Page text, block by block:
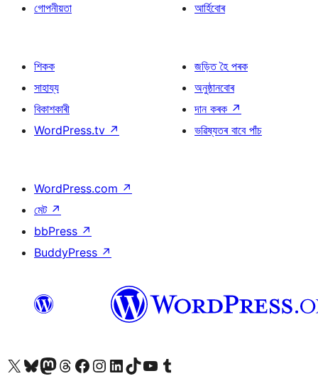
গোপনীয়তা
আৰ্হিবোৰ
শিকক
সাহায্য
বিকাশকাৰী
WordPress.tv ↗
জড়িত হৈ পৰক
অনুষ্ঠানবোৰ
দান কৰক ↗
ভৱিষ্যতৰ বাবে পাঁচ
WordPress.com ↗
মেট ↗
bbPress ↗
BuddyPress ↗
আমাৰ X (আগৰ Twitter) একাউণ্টলৈ যাওকআমাৰ Bluesky একাউণ্টলৈ যাওকআমাৰ Mastodon একাউণ্টলৈ যাওকআমাৰ Threads একাউণ্টলৈ যাওকআমাৰ Facebook পৃষ্ঠালৈ যাওকআমাৰ Instagram একাউণ্টলৈ যাওকআমাৰ LinkedIn একাউণ্টলৈ যাওকআমাৰ TikTok একাউণ্টলৈ যাওকআমাৰ YouTube চেনেললৈ যাওকআমাৰ Tumblr একাউণ্টলৈ যাওক